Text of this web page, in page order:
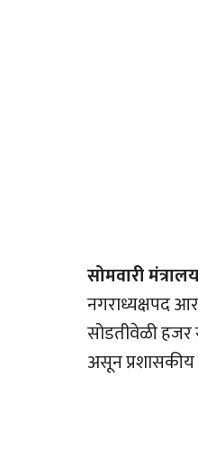
सोमवारी
नगराध्यक्षपद
सोडतीवेळी हजर
असून प्रशासकीय